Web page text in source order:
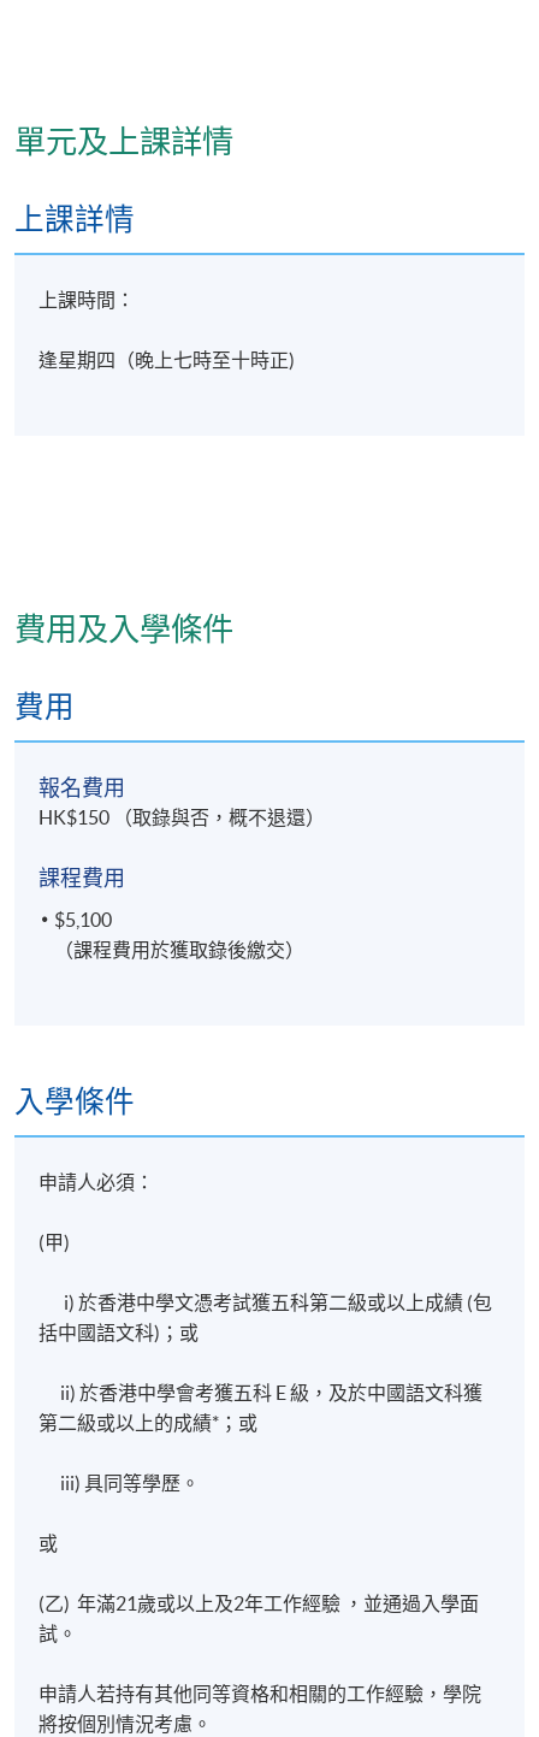
單元及上課詳情
上課詳情
上課時間：
逢星期四（晚上七時至十時正)
費用及入學條件
費用
報名費用
HK$150 （取錄與否，概不退還）
課程費用
$5,100
（課程費用於獲取錄後繳交）
入學條件
申請人必須：
(甲)
i) 於香港中學文憑考試獲五科第二級或以上成績 (包
括中國語文科)；或
ii) 於香港中學會考獲五科 E 級，及於中國語文科獲
第二級或以上的成績*；或
iii) 具同等學歷。
或
(乙) 年滿21歲或以上及2年工作經驗 ，並通過入學面
試。
申請人若持有其他同等資格和相關的工作經驗，學院
將按個別情況考慮。